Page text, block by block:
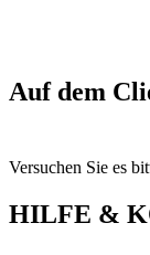
Auf dem
Versuchen Sie es
HILFE &